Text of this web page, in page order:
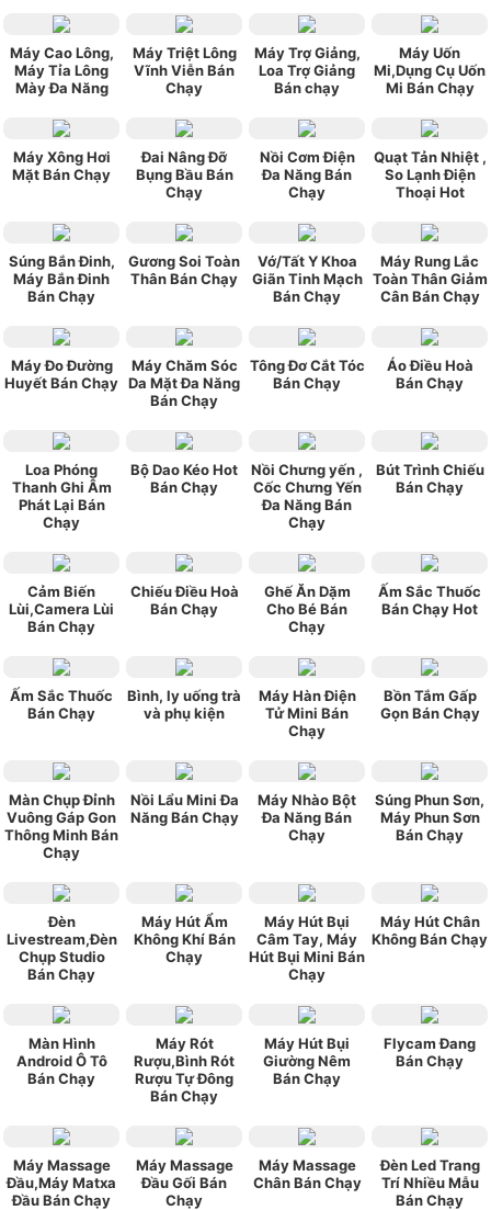
Máy Cao Lông,
Máy Tỉa Lông
Mày Đa Năng
Máy Triệt Lông
Vĩnh Viễn Bán
Chạy
Máy Trợ Giảng,
Loa Trợ Giảng
Bán chạy
Máy Uốn
Mi,Dụng Cụ Uốn
Mi Bán Chạy
Máy Xông Hơi
Mặt Bán Chạy
Đai Nâng Đỡ
Bụng Bầu Bán
Chạy
Nồi Cơm Điện
Đa Năng Bán
Chạy
Quạt Tản Nhiệt ,
So Lạnh Điện
Thoại Hot
Súng Bắn Đinh,
Máy Bắn Đinh
Bán Chạy
Gương Soi Toàn
Thân Bán Chạy
Vớ/Tất Y Khoa
Giãn Tinh Mạch
Bán Chạy
Máy Rung Lắc
Toàn Thân Giảm
Cân Bán Chạy
Máy Đo Đường
Huyết Bán Chạy
Máy Chăm Sóc
Da Mặt Đa Năng
Bán Chạy
Tông Đơ Cắt Tóc
Bán Chạy
Áo Điều Hoà
Bán Chạy
Loa Phóng
Thanh Ghi Âm
Phát Lại Bán
Chạy
Bộ Dao Kéo Hot
Bán Chạy
Nồi Chưng yến ,
Cốc Chưng Yến
Đa Năng Bán
Chạy
Bút Trình Chiếu
Bán Chạy
Cảm Biến
Lùi,Camera Lùi
Bán Chạy
Chiếu Điều Hoà
Bán Chạy
Ghế Ăn Dặm
Cho Bé Bán
Chạy
Ấm Sắc Thuốc
Bán Chạy Hot
Ấm Sắc Thuốc
Bán Chạy
Bình, ly uống trà
và phụ kiện
Máy Hàn Điện
Tử Mini Bán
Chạy
Bồn Tắm Gấp
Gọn Bán Chạy
Màn Chụp Đỉnh
Vuông Gáp Gon
Thông Minh Bán
Chạy
Nồi Lẩu Mini Đa
Năng Bán Chạy
Máy Nhào Bột
Đa Năng Bán
Chạy
Súng Phun Sơn,
Máy Phun Sơn
Bán Chạy
Đèn
Livestream,Đèn
Chụp Studio
Bán Chạy
Máy Hút Ẩm
Không Khí Bán
Chạy
Máy Hút Bụi
Câm Tay, Máy
Hút Bụi Mini Bán
Chạy
Máy Hút Chân
Không Bán Chạy
Màn Hình
Android Ô Tô
Bán Chạy
Máy Rót
Rượu,Bình Rót
Rượu Tự Đông
Bán Chạy
Máy Hút Bụi
Giường Nêm
Bán Chạy
Flycam Đang
Bán Chạy
Máy Massage
Đầu,Máy Matxa
Đầu Bán Chạy
Máy Massage
Đầu Gối Bán
Chạy
Máy Massage
Chân Bán Chạy
Đèn Led Trang
Trí Nhiều Mẫu
Bán Chạy